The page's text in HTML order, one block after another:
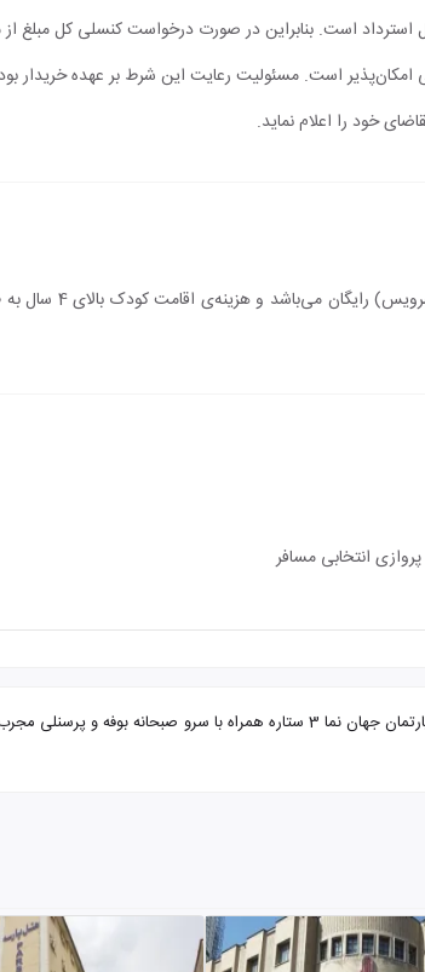
استرداد است. بنابراین در صورت درخواست کنسلی کل
امکان‌پذیر است. مسئولیت رعایت این شرط بر عهده خریدار
خود را اعلام نماید.
اقامت کودک
انتخابی مسافر
تور شیراز از مشهد هتل جهان نما با تضمین بهترین قیمت. هتل آپارتمان